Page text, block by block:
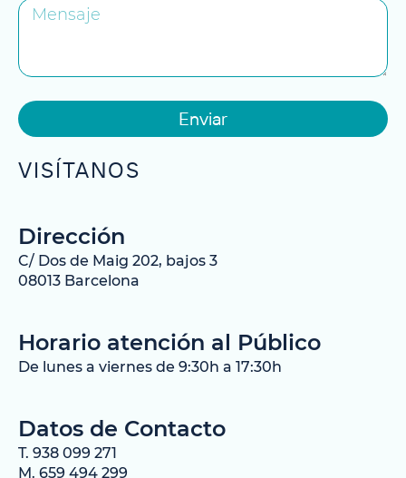
Enviar
VISÍTANOS
Dirección
C/ Dos de Maig 202, bajos 3
08013 Barcelona
Horario atención al Público
De lunes a viernes de 9:30h a 17:30h
Datos de Contacto
T. 938 099 271
M. 659 494 299